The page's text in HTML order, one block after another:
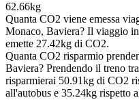
62.66kg
Quanta CO2 viene emessa
Monaco, Baviera? Il viaggio
emette 27.42kg di CO2.
Quanta CO2 risparmio
Baviera? Prendendo il treno
risparmierai 50.91kg di CO2
all'autobus e 35.24kg rispetto